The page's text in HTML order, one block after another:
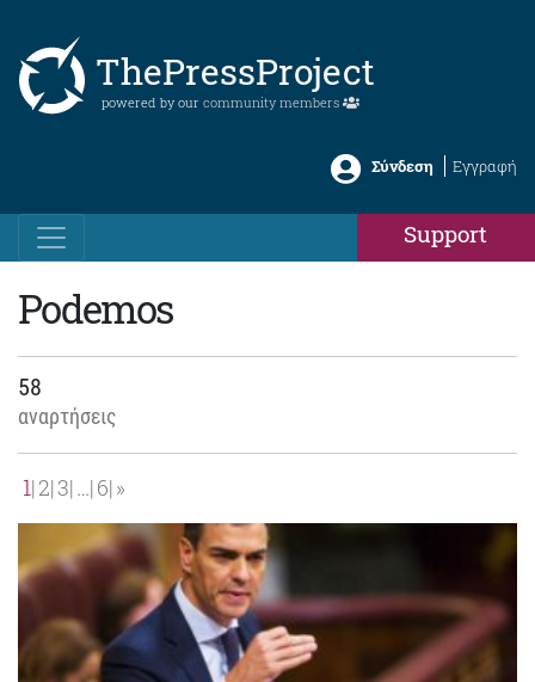
ThePressProject
powered by our community members
Σύνδεση Εγγραφή
Support
Podemos
58
αναρτήσεις
1 2 3 … 6 »